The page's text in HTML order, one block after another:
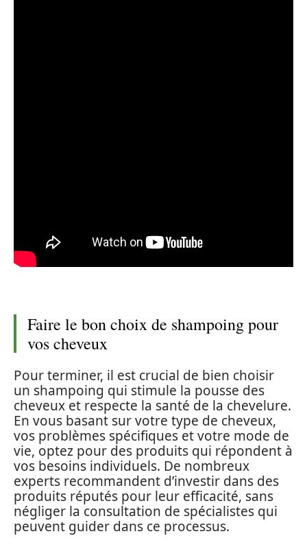
Faire le bon choix de shampoing pour
vos cheveux
Pour terminer, il est crucial de bien choisir
un shampoing qui stimule la pousse des
cheveux et respecte la santé de la chevelure.
En vous basant sur votre type de cheveux,
vos problèmes spécifiques et votre mode de
vie, optez pour des produits qui répondent à
vos besoins individuels. De nombreux
experts recommandent d’investir dans des
produits réputés pour leur efficacité, sans
négliger la consultation de spécialistes qui
peuvent guider dans ce processus.